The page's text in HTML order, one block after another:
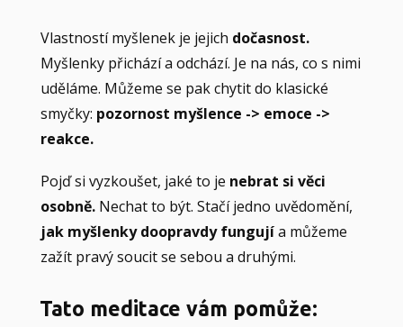
Vlastností myšlenek je jejich dočasnost.
Myšlenky přichází a odchází. Je na nás, co s nimi
uděláme. Můžeme se pak chytit do klasické
smyčky: pozornost myšlence -> emoce ->
reakce.
Pojď si vyzkoušet, jaké to je nebrat si věci
osobně.Nechat to být. Stačí jedno uvědomění,
jak myšlenky doopravdy fungujía můžeme
zažít pravý soucit se sebou a druhými.
Tato meditace vám pomůže: